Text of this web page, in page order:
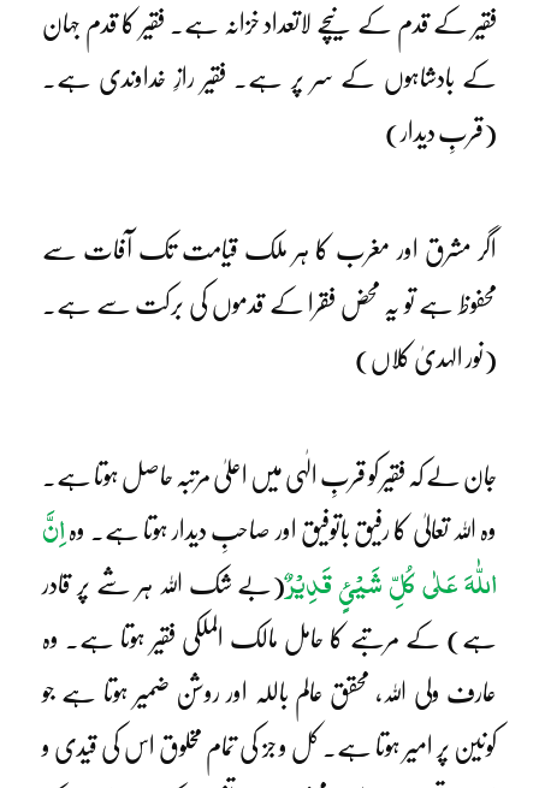
فقیر کے قدم کے نیچے لاتعداد خزانہ ہے۔ فقیر کا قدم جہان
کے بادشاہوں کے سر پر ہے۔ فقیر رازِ خداوندی ہے۔
(قربِ دیدار)
اگر مشرق اور مغرب کا ہر ملک قیامت تک آفات سے
محفوظ ہے تو یہ محض فقرا کے قدموں کی برکت سے ہے۔
(نور الہدیٰ کلاں)
جان لے کہ فقیر کو قربِ الٰہی میں اعلیٰ مرتبہ حاصل ہوتا ہے۔
وہ اللہ تعالیٰ کا رفیق باتوفیق اور صاحبِ دیدار ہوتا ہے۔ وہ اِنَّ
اللّٰہَ عَلٰی کُلِّ شَیْئٍ قَدِیْرٌ(بے شک اللہ ہر شے پر قادر
ہے) کے مرتبے کا حامل مالک الملکی فقیر ہوتا ہے۔ وہ
عارف ولی اللہ، محقق عالم باللہ اور روشن ضمیر ہوتا ہے جو
کونین پر امیر ہوتا ہے۔ کل و جز کی تمام مخلوق اس کی قیدی و